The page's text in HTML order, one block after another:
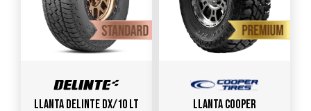
Llanta DELINTE DX/10 LT
Llanta COOPER